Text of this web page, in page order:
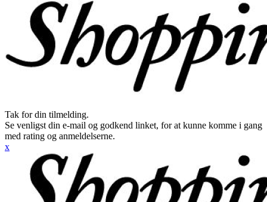
Tak for din tilmelding.
Se venligst din e-mail og godkend linket, for at kunne komme i gang
med rating og anmeldelserne.
x